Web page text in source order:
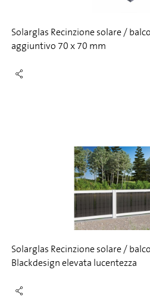
Solarglas Recinzione solare /
aggiuntivo 70 x 70 mm
Solarglas Recinzione solare /
Blackdesign elevata lucentezza